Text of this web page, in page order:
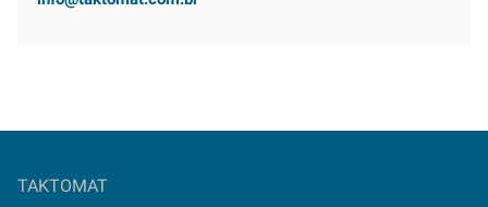
TAKTOMAT